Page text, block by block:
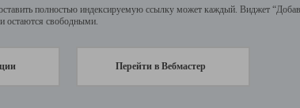
полностью индексируемую ссылку может каждый. Виджет
остаются свободными.
Перейти в Вебмастер